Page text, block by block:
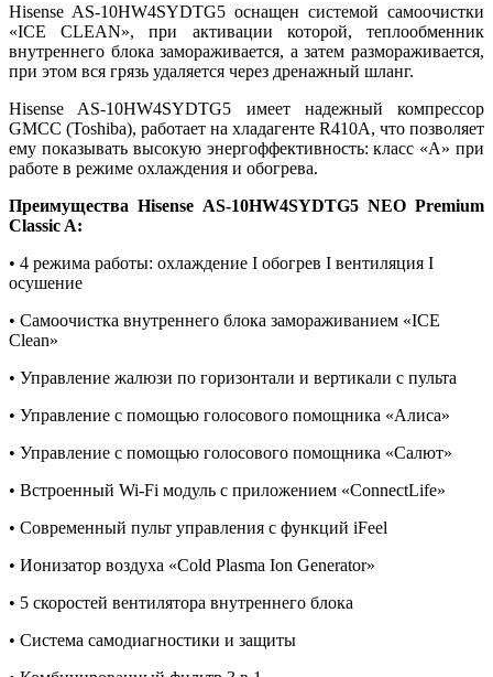
Hisense AS-10HW4SYDTG5 оснащен системой самоочистки
«ICE CLEAN», при активации которой, теплообменник
внутреннего блока замораживается, а затем размораживается,
при этом вся грязь удаляется через дренажный шланг.
Hisense AS-10HW4SYDTG5 имеет надежный компрессор
GMCC (Toshiba), работает на хладагенте R410A, что позволяет
ему показывать высокую энергоффективность: класс «А» при
работе в режиме охлаждения и обогрева.
Преимущества Hisense AS-10HW4SYDTG5 NEO Premium
Classic A:
• 4 режима работы: охлаждение I обогрев I вентиляция I
осушение
• Самоочистка внутреннего блока замораживанием «ICE
Clean»
• Управление жалюзи по горизонтали и вертикали с пульта
• Управление с помощью голосового помощника «Алиса»
• Управление с помощью голосового помощника «Салют»
• Встроенный Wi-Fi модуль с приложением «ConnectLife»
• Современный пульт управления с функций iFeel
• Ионизатор воздуха «Cold Plasma Ion Generator»
• 5 скоростей вентилятора внутреннего блока
• Система самодиагностики и защиты